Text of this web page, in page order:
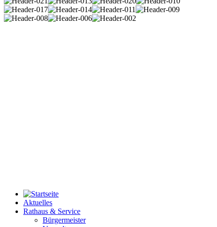
Aktuelles
Rathaus & Service
Bürgermeister